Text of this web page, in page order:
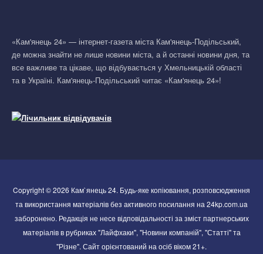
«Кам'янець 24» — інтернет-газета міста Кам'янець-Подільський,
де можна знайти не лише новини міста, а й останні новини дня, та
все важливе та цікаве, що відбувається у Хмельницькій області
та в Україні. Кам'янець-Подільський читає «Кам'янець 24»!
Copyright © 2026 Кам`янець 24. Будь-яке копіювання, розповсюдження
та використання матеріалів без активного посилання на 24kp.com.ua
заборонено. Редакція не несе відповідальності за зміст партнерських
матеріалів в рубриках "Лайфхаки", "Новини компаній", "Статті" та
"Різне". Сайт орієнтований на осіб віком 21+.